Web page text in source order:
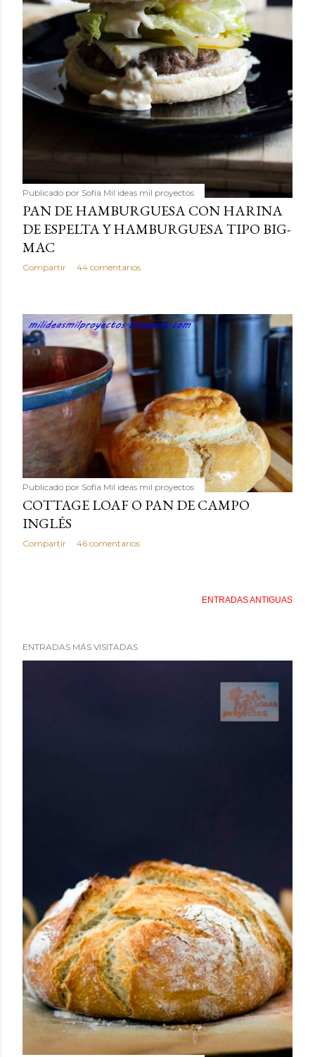
Publicado por Sofía Mil ideas mil proyectos
PAN DE HAMBURGUESA CON HARINA
DE ESPELTA Y HAMBURGUESA TIPO BIG-
MAC
Compartir 44 comentarios
Publicado por Sofía Mil ideas mil proyectos
COTTAGE LOAF O PAN DE CAMPO
INGLÉS
Compartir 46 comentarios
ENTRADAS ANTIGUAS
ENTRADAS MÁS VISITADAS